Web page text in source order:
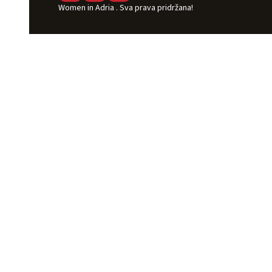
Women in Adria . Sva prava pridržana!